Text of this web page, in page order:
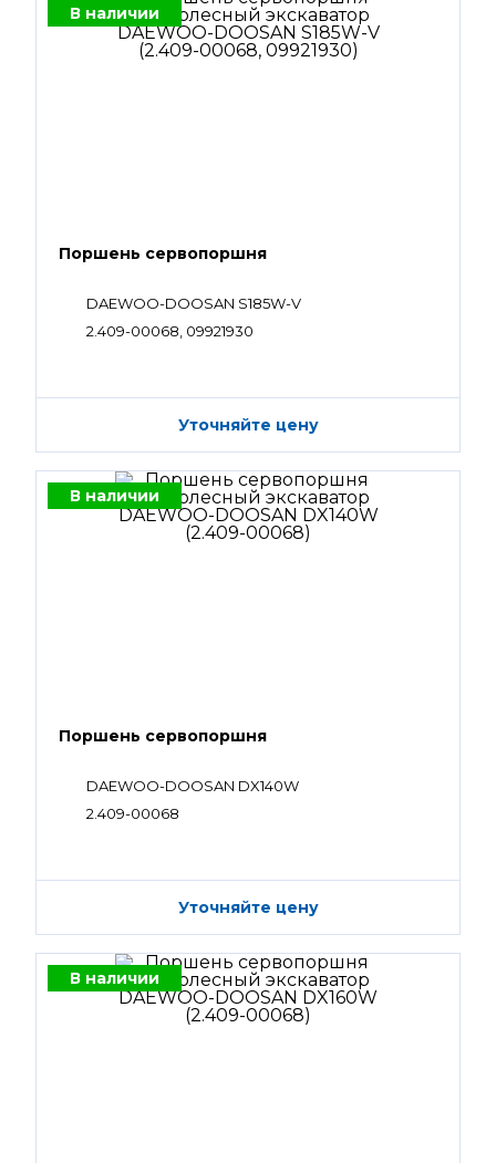
В наличии
Поршень сервопоршня
DAEWOO-DOOSAN S185W-V
2.409-00068, 09921930
Уточняйте цену
В наличии
Поршень сервопоршня
DAEWOO-DOOSAN DX140W
2.409-00068
Уточняйте цену
В наличии